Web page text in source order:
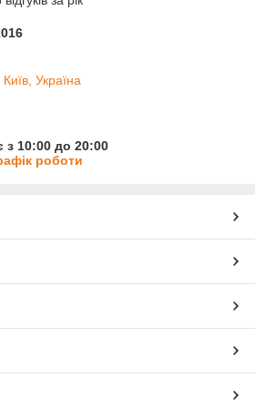
Україна
з 10:00 до 20:00
роботи